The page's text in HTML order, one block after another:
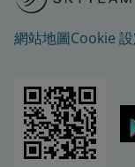
網站地圖Cookie